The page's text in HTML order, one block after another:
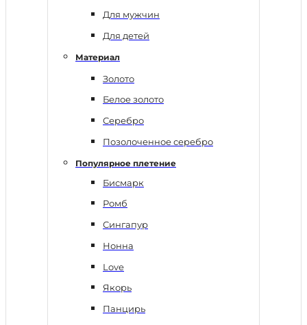
Для мужчин
Для детей
Материал
Золото
Белое золото
Серебро
Позолоченное серебро
Популярное плетение
Бисмарк
Ромб
Сингапур
Нонна
Love
Якорь
Панцирь